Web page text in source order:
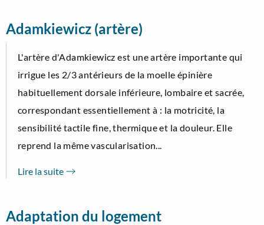
Adamkiewicz (artère)
L'artère d'Adamkiewicz est une artère importante qui
irrigue les 2/3 antérieurs de la moelle épinière
habituellement dorsale inférieure, lombaire et sacrée,
correspondant essentiellement à : la motricité, la
sensibilité tactile fine, thermique et la douleur. Elle
reprend la même vascularisation...
Lire la suite
Adaptation du logement